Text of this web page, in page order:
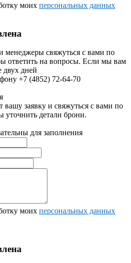
моих персональных данных
менеджеры свяжуться с вами по
ответить на вопросы. Если мы вам
двух дней
+7 (4852) 72-64-70
заявку и свяжуться с вами по
уточнить детали брони.
для заполнения
моих персональных данных